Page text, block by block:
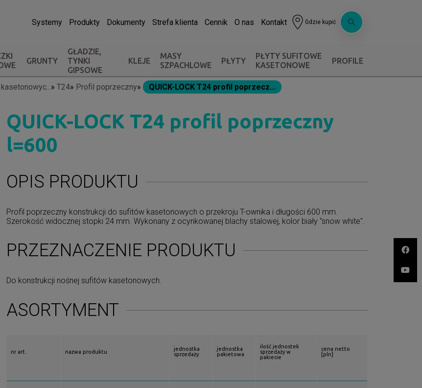
Systemy Produkty Dokumenty Strefa klienta Cennik O nas Kontakt Gdzie kupić
GRUNTY
GŁADZIE,
TYNKI
GIPSOWE
KLEJE
MASY
SZPACHLOWE
PŁYTY
PŁYTY SUFITOWE
KASETONOWE
PROFILE
T24 Profil poprzeczny QUICK-LOCK T24 profil poprzecz...
QUICK-LOCK T24 profil poprzeczny
l=600
OPIS PRODUKTU
Profil poprzeczny konstrukcji do sufitów kasetonowych o przekroju T-ownika i długości 600 mm.
Szerokość widocznej stopki 24 mm. Wykonany z ocynkowanej blachy stalowej, kolor biały "snow white".
PRZEZNACZENIE PRODUKTU
Do konstrukcji nośnej sufitów kasetonowych.
ASORTYMENT
nr art. nazwa produktu
jednostka
sprzedaży
jednostka
pakietowa
ilość jednostek
sprzedaży w
pakiecie
cena netto
[pln]